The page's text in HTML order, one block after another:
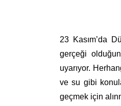
23 Kasım’da
gerçeği
uyarıyor.
ve su gibi
geçmek için